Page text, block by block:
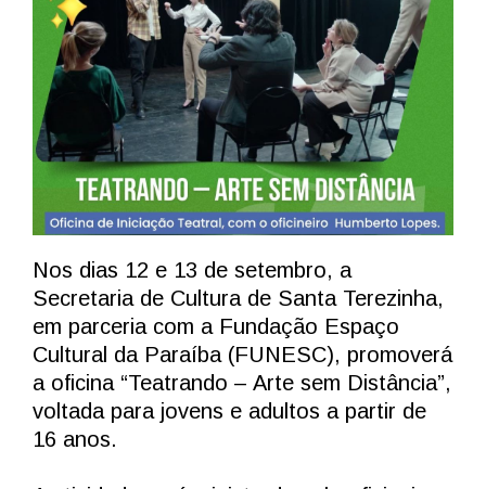
Nos dias 12 e 13 de setembro, a
Secretaria de Cultura de Santa Terezinha,
em parceria com a Fundação Espaço
Cultural da Paraíba (FUNESC), promoverá
a oficina “Teatrando – Arte sem Distância”,
voltada para jovens e adultos a partir de
16 anos.